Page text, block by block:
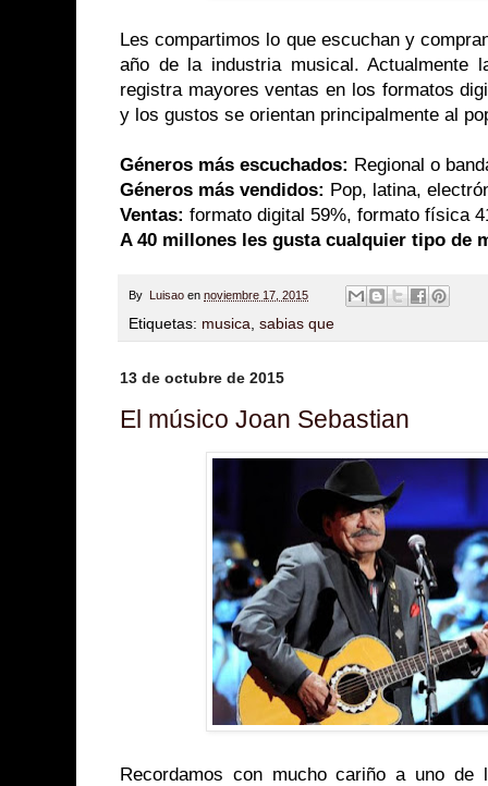
Les compartimos lo que escuchan y
año de la industria musical. Actualmente
registra mayores ventas en los formatos
y los gustos se orientan principalmente al
Géneros más escuchados: Regional o
Géneros más vendidos: Pop, latina,
Ventas: formato digital 59%, formato física
A 40 millones les gusta cualquier tipo de
By Luisao en noviembre 17, 2015
Etiquetas: musica, sabias que
13 de octubre de 2015
El músico Joan Sebastian
Recordamos con mucho cariño a uno